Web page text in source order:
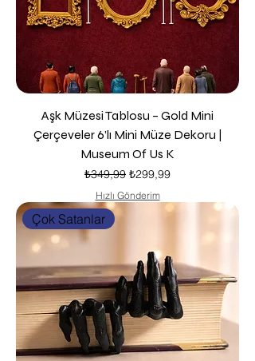
Aşk Müzesi Tablosu – Gold Mini
Çerçeveler 6’lı Mini Müze Dekoru |
Museum Of Us K
Normal Fiyat
₺349,99 İndirimli Fiyat
₺299,99
Hızlı Gönderim
Çok Satanlar